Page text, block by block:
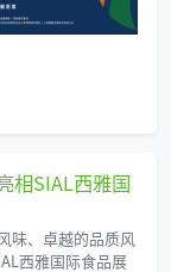
相SIAL西雅国
味、卓越的品质风
西雅国际食品展